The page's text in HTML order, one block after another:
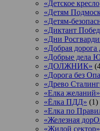
«Детское кресло
«Детям
«Детям-
«Диктант
«Дни
«Добрая дорога
«Добрые дела
«ДОЛЖНИК»
«Дорога без
«Древо
«Елка желаний»
«Ёлка ПДД» (1)
«Елка по
«Железная
«Жилой сектор»